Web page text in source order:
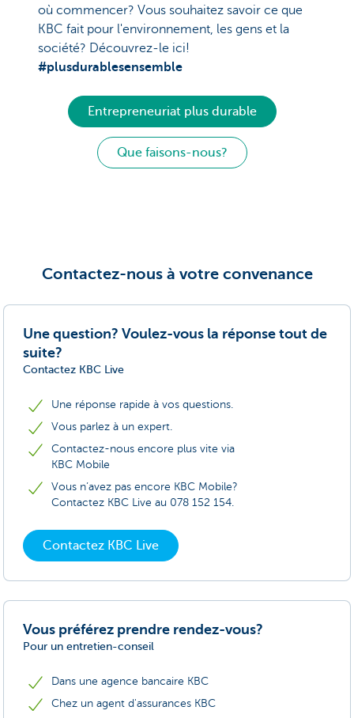
où commencer? Vous souhaitez savoir ce que
KBC fait pour l'environnement, les gens et la
société? Découvrez-le ici!
#plusdurablesensemble
Entrepreneuriat plus durable
Que faisons-nous?
Contactez-nous à votre convenance
Une question? Voulez-vous la réponse tout de
suite?
Contactez KBC Live
Une réponse rapide à vos questions.
Vous parlez à un expert.
Contactez-nous encore plus vite via
KBC Mobile
Vous n’avez pas encore KBC Mobile?
Contactez KBC Live au 078 152 154.
Contactez KBC Live
Vous préférez prendre rendez-vous?
Pour un entretien-conseil
Dans une agence bancaire KBC
Chez un agent d'assurances KBC